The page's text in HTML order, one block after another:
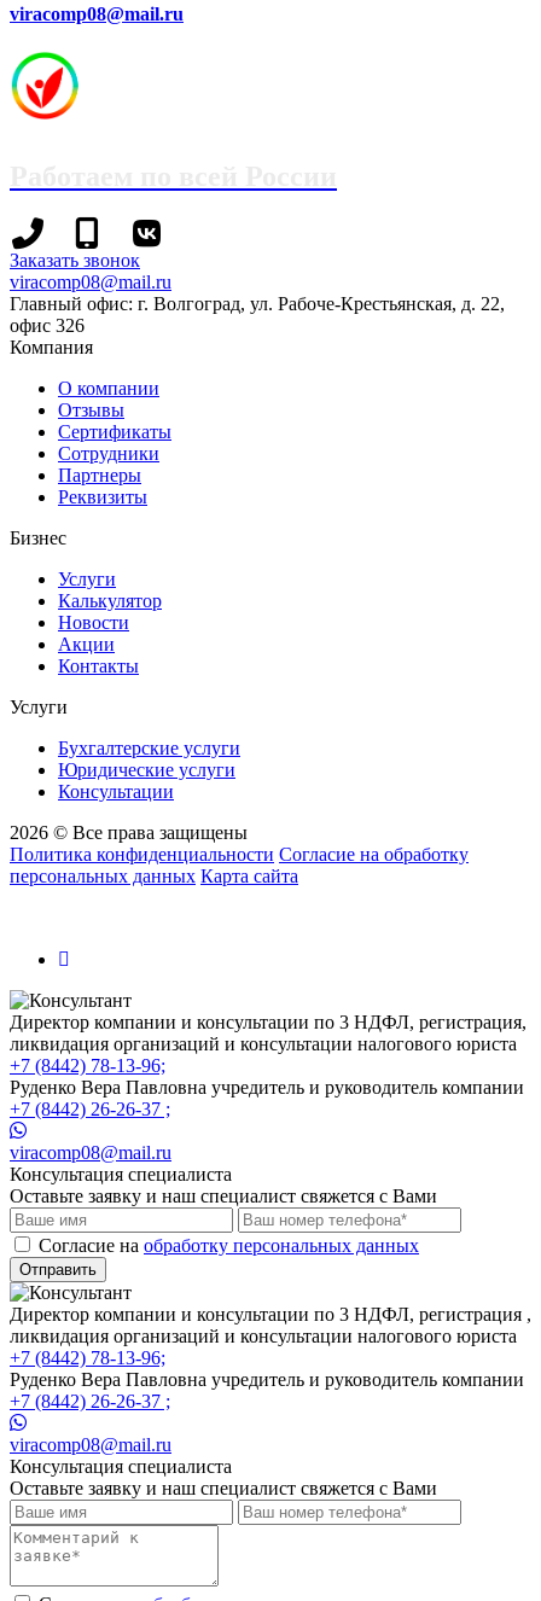
viracomp08@mail.ru
+7
(8442)
78-
13-
96
+7
(995)
695-
70-
99
Заказать звонок
viracomp08@mail.ru
Главный офис: г. Волгоград, ул. Рабоче-Крестьянская, д. 22,
офис 326
Компания
О компании
Отзывы
Сертификаты
Сотрудники
Партнеры
Реквизиты
Бизнес
Услуги
Калькулятор
Новости
Акции
Контакты
Услуги
Бухгалтерские услуги
Юридические услуги
Консультации
2026 © Все права защищены
Политика конфиденциальности Согласие на обработку
персональных данных Карта сайта
Директор компании и консультации по 3 НДФЛ, регистрация,
ликвидация организаций и консультации налогового юриста
+7 (8442) 78-13-96;
Руденко Вера Павловна учредитель и руководитель компании
+7 (8442) 26-26-37 ;
viracomp08@mail.ru
Консультация специалиста
Оставьте заявку и наш специалист свяжется с Вами
Cогласие на обработку персональных данных
Отправить
Директор компании и консультации по 3 НДФЛ, регистрация ,
ликвидация организаций и консультации налогового юриста
+7 (8442) 78-13-96;
Руденко Вера Павловна учредитель и руководитель компании
+7 (8442) 26-26-37 ;
viracomp08@mail.ru
Консультация специалиста
Оставьте заявку и наш специалист свяжется с Вами